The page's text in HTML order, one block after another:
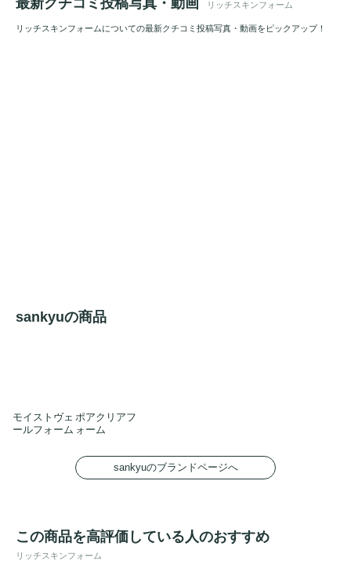
リッチスキンフォーム
リッチスキンフォームについての最新クチコミ投稿写真・動画をピックアップ！
sankyuの商品
モイストヴェ
ールフォーム
ポアクリアフ
ォーム
sankyuのブランドページへ
この商品を高評価している人のおすすめ
リッチスキンフォーム